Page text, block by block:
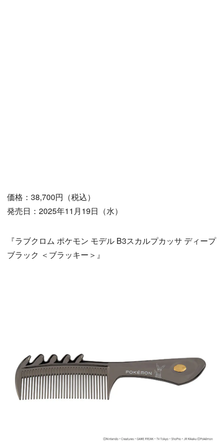
価格：38,700円（税込）
発売日：2025年11月19日（水）
『ラブクロム ポケモン モデル B3スカルプカッサ ディープ
ブラック ＜ブラッキー＞』